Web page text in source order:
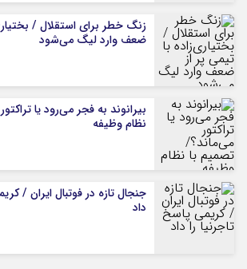
زنگ خطر برای استقلال /
ضعف وارد لیگ می‌شود
بیرانوند به فجر می‌رود یا
نظام وظیفه
جنجال تازه در فوتبال ایران /
داد